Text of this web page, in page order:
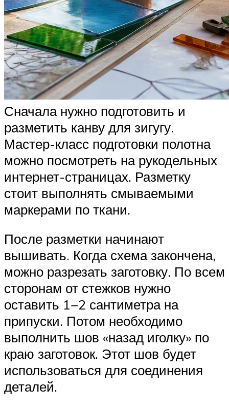
Сначала нужно подготовить и
разметить канву для зигугу.
Мастер-класс подготовки полотна
можно посмотреть на рукодельных
интернет-страницах. Разметку
стоит выполнять смываемыми
маркерами по ткани.
После разметки начинают
вышивать. Когда схема закончена,
можно разрезать заготовку. По всем
сторонам от стежков нужно
оставить 1−2 сантиметра на
припуски. Потом необходимо
выполнить шов «назад иголку» по
краю заготовок. Этот шов будет
использоваться для соединения
деталей.